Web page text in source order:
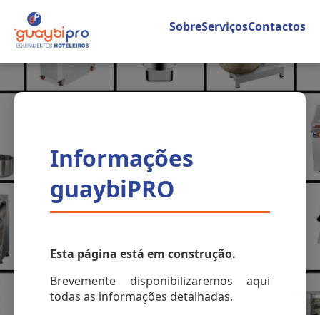
SobreServiçosContactos
Informações
guaybiPRO
Esta página está em construção.
Brevemente disponibilizaremos aqui
todas as informações detalhadas.